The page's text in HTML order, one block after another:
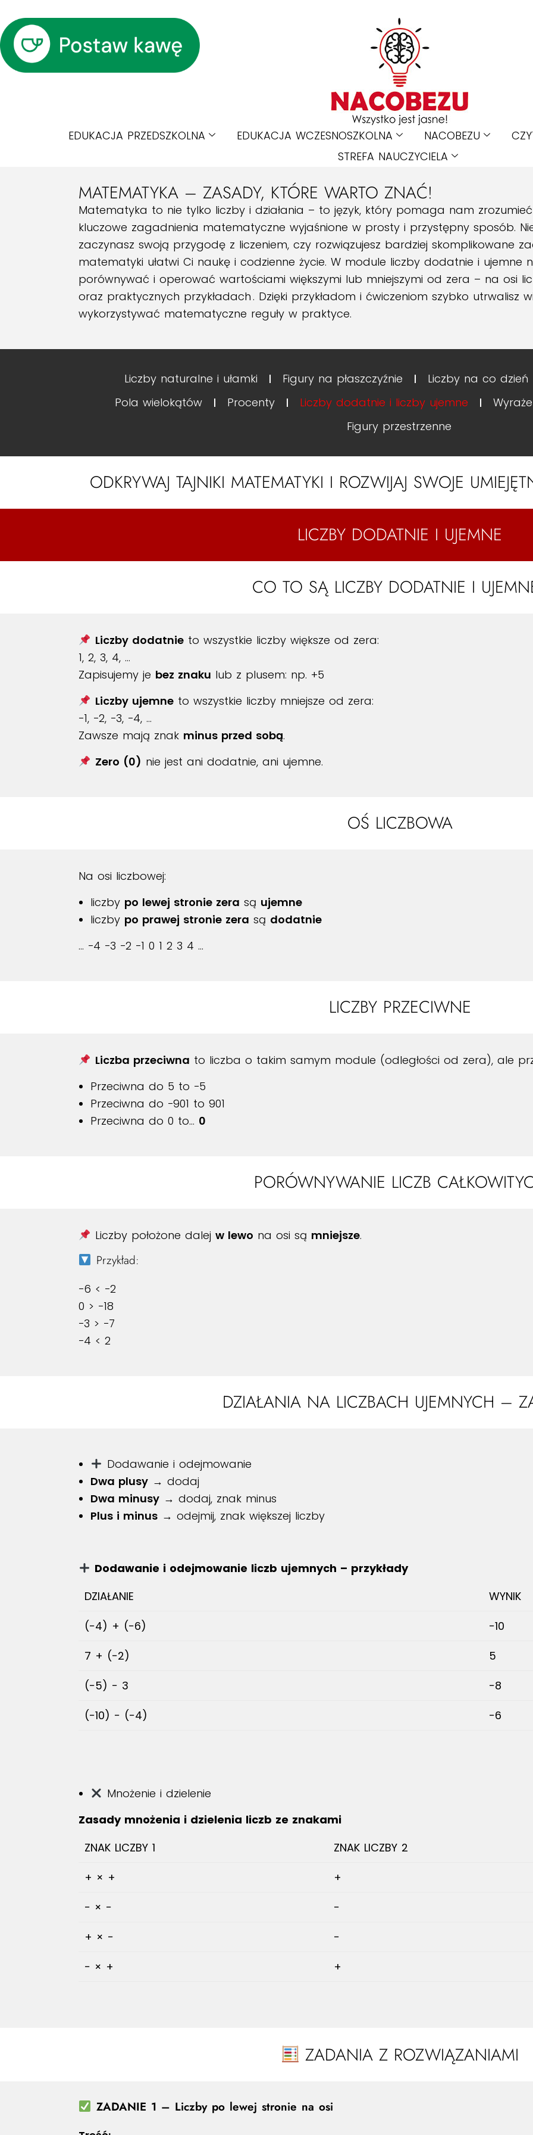
EDUKACJA PRZEDSZKOLNA EDUKACJA WCZESNOSZKOLNA NACOBEZU
STREFA NAUCZYCIELA
MATEMATYKA – ZASADY, KTÓRE WARTO ZNAĆ!
Matematyka to nie tylko liczby i działania – to język, który pomaga nam
kluczowe zagadnienia matematyczne wyjaśnione w prosty i przystępny sposób.
zaczynasz swoją przygodę z liczeniem, czy rozwiązujesz bardziej skomplikowane
matematyki ułatwi Ci naukę i codzienne życie. W module liczby dodatnie i ujemne
porównywać i operować wartościami większymi lub mniejszymi od zera – na osi
oraz praktycznych przykładach. Dzięki przykładom i ćwiczeniom szybko utrwalisz
wykorzystywać matematyczne reguły w praktyce.
Liczby naturalne i ułamki Figury na płaszczyźnie
Liczby na co dzień
Pola wielokątów
Procenty Liczby dodatnie i liczby ujemne
Figury przestrzenne
ODKRYWAJ TAJNIKI MATEMATYKI I ROZWIJAJ SWOJE
LICZBY DODATNIE I UJEMNE
CO TO SĄ LICZBY DODATNIE I
Liczby dodatnieto wszystkie liczby większe od zera:
1, 2, 3, 4, …
Zapisujemy je bez znaku lub z plusem: np. +5
Liczby ujemneto wszystkie liczby mniejsze od zera:
−1, −2, −3, −4, …
Zawsze mają znak minus przed sobą.
Zero (0) nie jest ani dodatnie, ani ujemne.
OŚ LICZBOWA
Na osi liczbowej:
liczby po lewej stronie zera są ujemne
liczby po prawej stronie zera są dodatnie
… −4 −3 −2 −1 0 1 2 3 4 …
LICZBY PRZECIWNE
Liczba przeciwna to liczba o takim samym module (odległości od zera), ale
Przeciwna do 5 to −5
Przeciwna do −901 to 901
Przeciwna do 0 to… 0
PORÓWNYWANIE LICZB
Liczby położone dalej w lewo na osi są mniejsze.
Przykład:
−6 < −2
0 > −18
−3 > −7
−4 < 2
DZIAŁANIA NA LICZBACH UJEMNYCH –
Dodawanie i odejmowanie
Dwa plusy → dodaj
Dwa minusy → dodaj, znak minus
Plus i minus → odejmij, znak większej liczby
Dodawanie i odejmowanie liczb ujemnych – przykłady
DZIAŁANIE
WYNIK
(−4) + (−6)
−10
7 + (−2)
5
(−5) − 3
−8
(−10) − (−4)
−6
Mnożenie i dzielenie
Zasady mnożenia i dzielenia liczb ze znakami
ZNAK LICZBY 1
ZNAK LICZBY 2
+ × +
+
− × −
−
+ × −
−
− × +
+
ZADANIA Z ROZWIĄZANIAMI
ZADANIE 1 – Liczby po lewej stronie na osi